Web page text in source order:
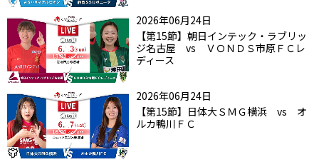
2026年06月24日
【第15節】朝日インテック・ラブリッ
ジ名古屋 vs ＶＯＮＤＳ市原ＦＣレ
ディース
2026年06月24日
【第15節】日体大ＳＭＧ横浜 vs オ
ルカ鴨川ＦＣ